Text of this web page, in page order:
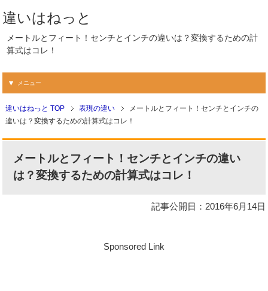
違いはねっと
メートルとフィート！センチとインチの違いは？変換するための計
算式はコレ！
メニュー
違いはねっと TOP 表現の違い
メートルとフィート！センチとインチの
違いは？変換するための計算式はコレ！
メートルとフィート！センチとインチの違い
は？変換するための計算式はコレ！
記事公開日：2016年6月14日
Sponsored Link